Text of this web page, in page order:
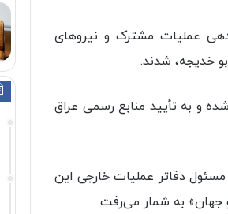
عملیات مشترک و نیروهای
خدیجه، شدند.
و به تأیید منابع رسمی عراق
دفاتر عملیات خارجی این
جهان» به شمار می‌رفت.